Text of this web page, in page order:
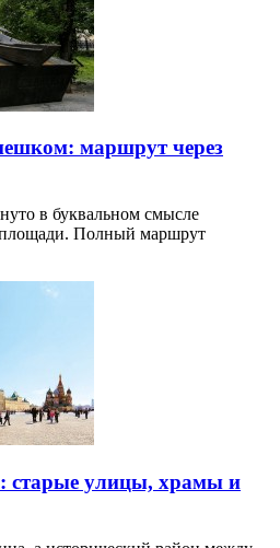
маршрут через
в буквальном смысле
Полный маршрут
старые улицы, храмы и